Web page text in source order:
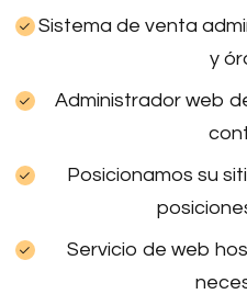
Sistema de venta
y
Administrador web
Posicionamos su
Servicio de web